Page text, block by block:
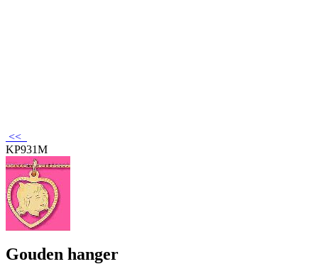
<<
KP931M
Gouden hanger